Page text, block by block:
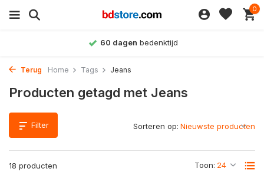
0
60 dagen bedenktijd
Terug Home Tags Jeans
Producten getagd met Jeans
Filter
18 producten Toon:
Sorteren op: